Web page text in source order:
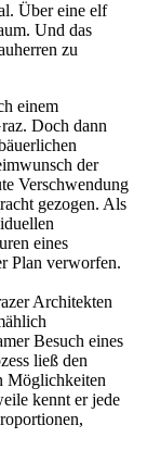
Über eine elf
Und das
zu
einem
Doch dann
der
Verschwendung
gezogen. Als
eines
Plan verworfen.
Architekten
Besuch eines
ließ den
Möglichkeiten
kennt er jede